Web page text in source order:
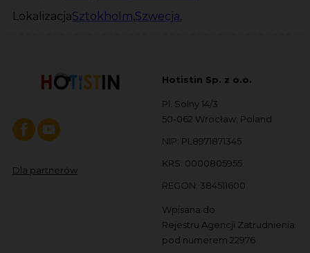
LokalizacjaSztokholm,Szwecja,
Dla partnerów
Hotistin Sp. z o.o.
Pl. Solny 14/3
50-062 Wrocław, Poland
NIP: PL8971871345
KRS: 0000805955
REGON: 384511600
Wpisana do
Rejestru Agencji Zatrudnienia
pod numerem 22976